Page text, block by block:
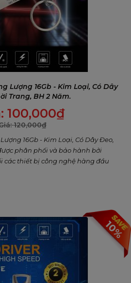
Lượng 16Gb - Kim Loại, Có Dây
Trang, BH 2 Năm.
100,000₫
120,000₫
16Gb - Kim Loại, Có Dây Đeo,
phân phối và bảo hành bởi
các thiết bị công nghệ hàng đầu
10%